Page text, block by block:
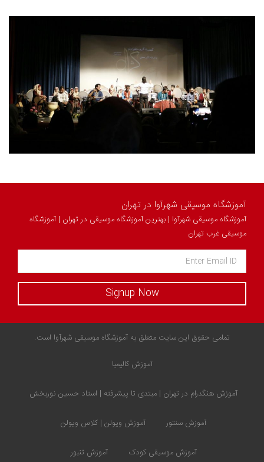
آموزشگاه موسیقی شهرآوا در تهران
آموزشگاه موسیقی شهرآوا | بهترین آموزشگاه موسیقی در تهران | آموزشگاه
موسیقی غرب تهران
Signup Now
تمامی حقوق این سایت متعلق به آموزشگاه موسیقی شهرآوا است.
آموزش کالیمبا
آموزش هنگدرام در تهران | مبتدی تا پیشرفته | استاد حسین نوربخش
آموزش سنتور آموزش ویولن | کلاس ویولن
آموزش موسیقی کودک آموزش تنبور